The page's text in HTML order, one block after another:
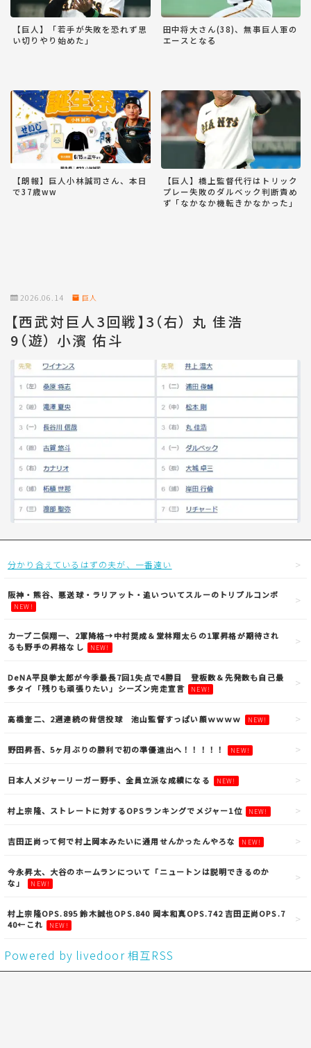
【巨人】「若手が失敗を恐れず思
い切りやり始めた」
田中将大さん(38)、無事巨人軍の
エースとなる
【朗報】巨人小林誠司さん、本日
で37歳ww
【巨人】橋上監督代行はトリック
プレー失敗のダルベック判断責め
ず「なかなか機転きかなかった」
2026.06.14 巨人
【西武対巨人3回戦】3（右） 丸 佳浩
9（遊） 小濱 佑斗
分かり合えているはずの夫が、一番遠い
阪神・熊谷、悪送球・ラリアット・追いついてスルーのトリプルコンボ
NEW!
カープ二俣翔一、2軍降格→中村奨成＆堂林翔太らの1軍昇格が期待され
るも野手の昇格なし
NEW!
DeNA平良拳太郎が今季最長7回1失点で4勝目 登板数＆先発数も自己最
多タイ「残りも頑張りたい」シーズン完走宣言
NEW!
高橋奎二、2週連続の背信投球 池山監督すっぱい顔ｗｗｗｗ NEW!
野田昇吾、5ヶ月ぶりの勝利で初の準優進出へ！！！！！ NEW!
日本人メジャーリーガー野手、全員立派な成績になる NEW!
村上宗隆、ストレートに対するOPSランキングでメジャー1位 NEW!
吉田正尚って何で村上岡本みたいに通用せんかったんやろな NEW!
今永昇太、大谷のホームランについて「ニュートンは説明できるのか
な」
NEW!
村上宗隆OPS.895 鈴木誠也OPS.840 岡本和真OPS.742 吉田正尚OPS.7
40←これ
NEW!
Powered by livedoor 相互RSS